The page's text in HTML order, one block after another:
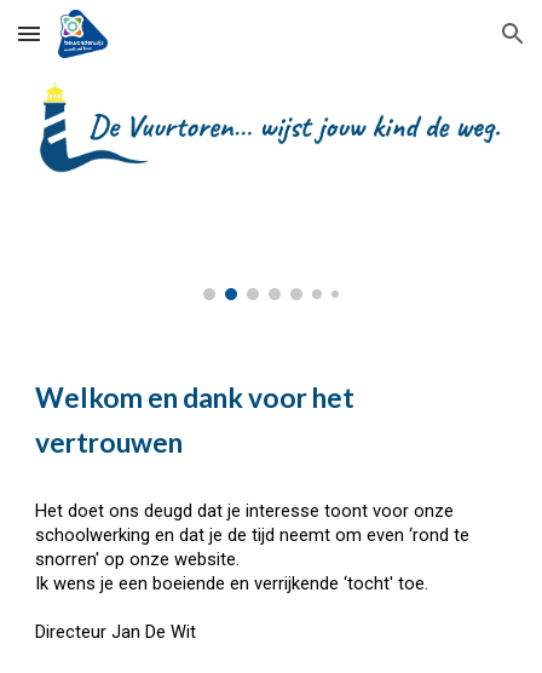
Skip to main content Skip to navigation
Welkom en dank voor het
vertrouwen
Het doet ons deugd dat je interesse toont voor onze
schoolwerking en dat je de tijd neemt om even ‘rond te
snorren' op onze website.
Ik wens je een boeiende en verrijkende ‘tocht' toe.
Directeur Jan De Wit